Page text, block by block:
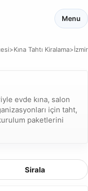
Menu
>Kına Tahtı Kiralama>İzmir
evde kına, salon
için taht,
paketlerini
Sirala